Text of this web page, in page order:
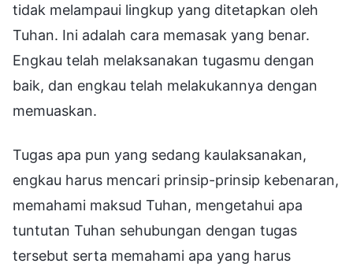
tidak melampaui lingkup yang ditetapkan oleh
Tuhan. Ini adalah cara memasak yang benar.
Engkau telah melaksanakan tugasmu dengan
baik, dan engkau telah melakukannya dengan
memuaskan.
Tugas apa pun yang sedang kaulaksanakan,
engkau harus mencari prinsip-prinsip kebenaran,
memahami maksud Tuhan, mengetahui apa
tuntutan Tuhan sehubungan dengan tugas
tersebut serta memahami apa yang harus